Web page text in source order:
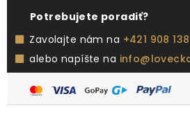
Potrebujete poradiť?
Zavolajte nám na +421 908
alebo napíšte na